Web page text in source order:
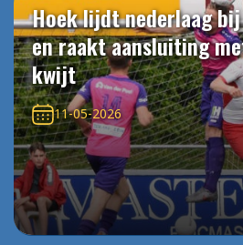
Hoek lijdt nederlaag
en raakt aansluiting
kwijt
11-05-2026